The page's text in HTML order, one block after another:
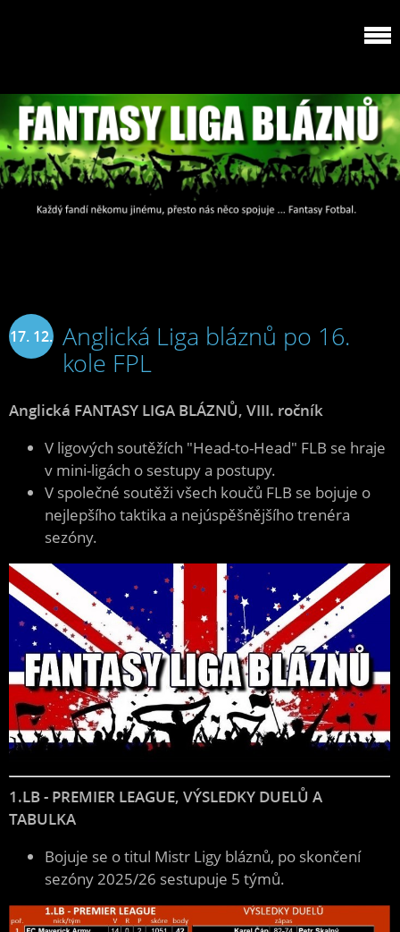
17. 12. Anglická Liga bláznů po 16.
kole FPL
Anglická FANTASY LIGA BLÁZNŮ, VIII. ročník
V ligových soutěžích "Head-to-Head" FLB se hraje
v mini-ligách o sestupy a postupy.
V společné soutěži všech koučů FLB se bojuje o
nejlepšího taktika a nejúspěšnějšího trenéra
sezóny.
1.LB - PREMIER LEAGUE, VÝSLEDKY DUELŮ A
TABULKA
Bojuje se o titul Mistr Ligy bláznů, po skončení
sezóny 2025/26 sestupuje 5 týmů.